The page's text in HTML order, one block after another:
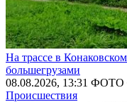
На трассе в
большегрузами
08.08.2026, 13:31 ФОТО
Происшествия